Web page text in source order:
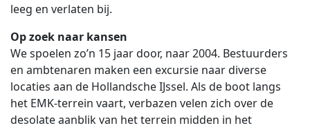
leeg en verlaten bij.
Op zoek naar kansen
We spoelen zo’n 15 jaar door, naar 2004. Bestuurders
en ambtenaren maken een excursie naar diverse
locaties aan de Hollandsche IJssel. Als de boot langs
het EMK-terrein vaart, verbazen velen zich over de
desolate aanblik van het terrein midden in het